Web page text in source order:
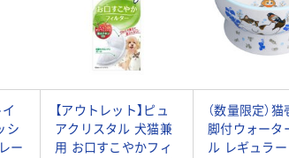
シ
ー
【アウトレット】ピュ
アクリスタル 犬猫兼
用 お口すこやかフィ
（数量限定）
脚付ウォータ
ル レギュラ